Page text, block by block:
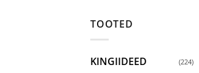
TOOTED
KINGIIDEED (224)